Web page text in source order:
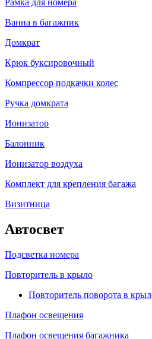
Рамка для номера
Ванна в багажник
Домкрат
Крюк буксировочный
Компрессор подкачки колес
Ручка домкрата
Ионизатор
Балонник
Ионизатор воздуха
Комплект для крепления багажа
Визитница
Автосвет
Подсветка номера
Повторитель в крыло
Повторитель поворота в
Плафон освещения
Плафон освещения багажника